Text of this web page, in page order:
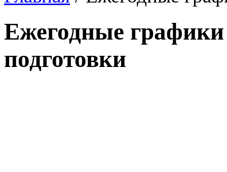
Ежегодные
подготовки